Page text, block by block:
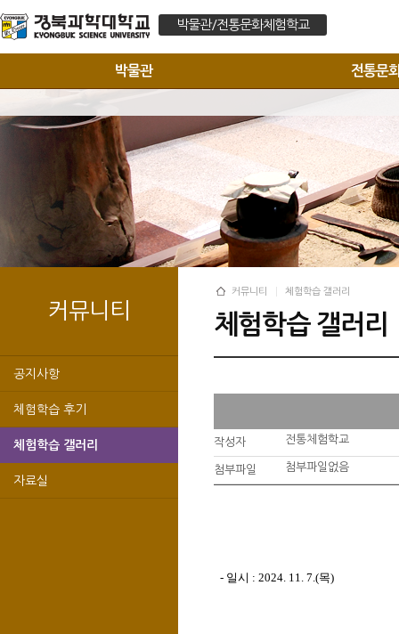
박물관/전통문화체험학교
박물관 전통문
커뮤니티
공지사항
체험학습 후기
체험학습 갤러리
자료실
커뮤니티 체험학습 갤러리
체험학습 갤러리
작성자 전통체험학교
첨부파일 첨부파일없음
- 일시 : 2024. 11. 7.(목)